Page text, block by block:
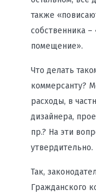
также
собственника
помещение».
Что делать
коммерсанту?
расходы, в
дизайнера,
пр.? На эти
утвердительно.
Так,
Гражданского